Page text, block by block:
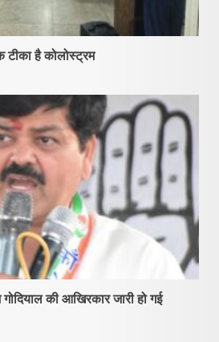
टीका है कोलोस्ट्रम
की आखिरकार जारी हो गई